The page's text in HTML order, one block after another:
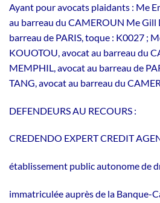
Ayant pour avocats plaidants : Me
au barreau du CAMEROUN Me Gill
barreau de PARIS, toque : K0027 ;
KOUOTOU, avocat au barreau du
MEMPHIL, avocat au barreau de
TANG, avocat au barreau du
DEFENDEURS AU RECOURS :
CREDENDO EXPERT CREDIT
établissement public autonome de
immatriculée auprès de la Banque-